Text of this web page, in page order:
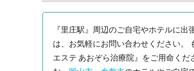
『里庄駅』周辺のご自宅やホテルに
は、お気軽にお問い合わせください。
エステ あおぞら治療院』をご用命く